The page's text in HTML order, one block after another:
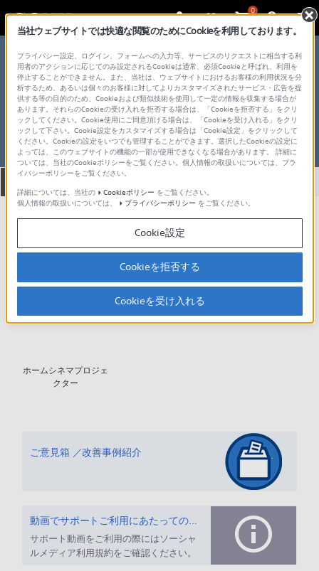
0
総合サポート・お問い合わせ テレビ＆プロジェクター
プロジェクター
製品型名を調べる方法
お知らせ
ホームシネマプロジェ
クター
ご意見箱 ／改善事例紹介
動画でサポートご利用にあたってのお願い
サポート動画をご利用の際にはソーシャ
ルメディア利用規約をご確認ください。
当社ウェブサイトでは快適な閲覧のためにCookieを利用しております。
プライバシー設定、ログイン、フォームへの入力等、サービスのリクエストに相当する利
用者のアクションに応じてのみ設定されるCookieは通常、必須Cookieと呼ばれ、利用を
停止することができません。また、当社は、ウェブサイトにおけるお客様の利用状況を分
析するため、あるいは個々のお客様に対してよりカスタマイズされたサービス・広告を提
供する等の目的のため、Cookieおよび類似技術を使用して一定の情報を収集する場合が
あります。それらのCookieの受け入れを拒否する場合は、「Cookieを拒否する」をクリ
ックしてください。Cookie使用にご同意頂ける場合は、「Cookieを受け入れる」をクリ
ックして下さい。Cookie設定をカスタマイズする場合は「Cookie設定」をクリックして
ください。Cookieの設定をいつでも管理することができます。選択したCookieの設定に
よっては、このウェブサイトの機能の一部が使用できなくなる場合があります。 詳細に
ついては、当社のCookieポリシーをご覧ください。個人情報の取扱いについては、プラ
イバシーポリシーをご覧ください。
詳細については、当社の
Cookieポリシー をご覧ください。
個人情報の取扱いについては、
プライバシーポリシー をご覧ください。
Cookie設定
Cookieを拒否する
Cookieを受け入れる